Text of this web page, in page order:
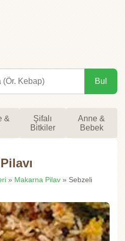
Bul
&
Şifalı
Bitkiler
Anne &
Bebek
» Makarna Pilav » Sebzeli